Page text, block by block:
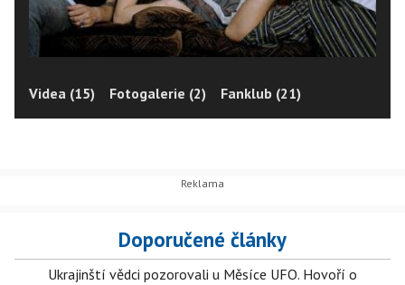
Videa (15) Fotogalerie (2) Fanklub (21)
Doporučené články
Ukrajinští vědci pozorovali u Měsíce UFO. Hovoří o